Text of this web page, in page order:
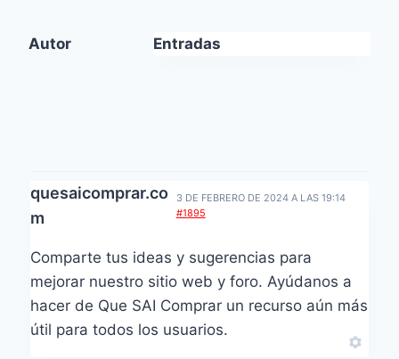
Autor Entradas
quesaicomprar.co
m
3 DE FEBRERO DE 2024 A LAS 19:14
#1895
Comparte tus ideas y sugerencias para
mejorar nuestro sitio web y foro. Ayúdanos a
hacer de Que SAI Comprar un recurso aún más
útil para todos los usuarios.